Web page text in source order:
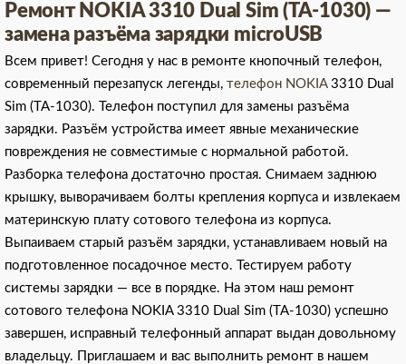
Ремонт NOKIA 3310 Dual Sim (TA-1030) —
замена разъёма зарядки microUSB
Всем привет! Сегодня у нас в ремонте кнопочный телефон,
современный перезапуск легенды, телефон NOKIA3310 Dual
Sim (TA-1030). Телефон поступил для замены разъёма
зарядки. Разъём устройства имеет явные механические
повреждения не совместимые с нормальной работой.
Разборка телефона достаточно простая. Снимаем заднюю
крышку, выворачиваем болты крепления корпуса и извлекаем
материнскую плату сотового телефона из корпуса.
Выпаиваем старый разъём зарядки, устанавливаем новый на
подготовленное посадочное место. Тестируем работу
системы зарядки — все в порядке. На этом наш ремонт
сотового телефона NOKIA 3310 Dual Sim (TA-1030) успешно
завершен, исправный телефонный аппарат выдан довольному
владельцу. Приглашаем и вас выполнить ремонт в нашем